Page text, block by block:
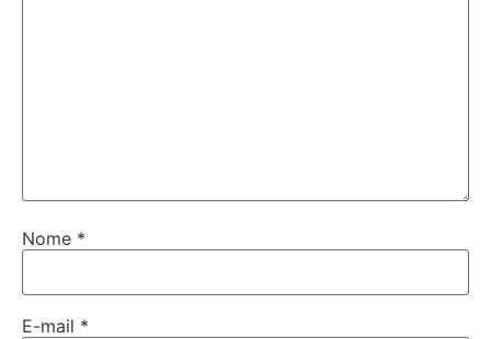
Nome *
E-mail *